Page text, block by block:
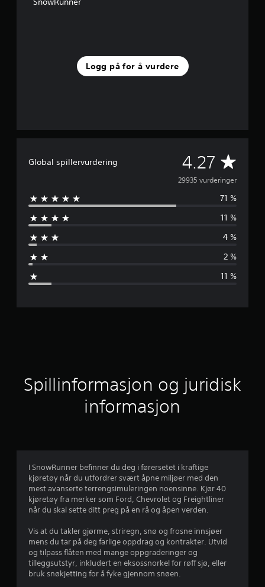
Logg på for å vurdere
Global spillervurdering 4.27 G
j
e
n
n
o
s
t
i
v
r
d
29935 vurderinger
71 %
11 %
4 %
2 %
11 %
Spillinformasjon og juridisk
informasjon
I SnowRunner befinner du deg i førersetet i kraftige
kjøretøy når du utfordrer svært åpne miljøer med den
mest avanserte terrengsimuleringen noensinne. Kjør 40
kjøretøy fra merker som Ford, Chevrolet og Freightliner
når du skal sette ditt preg på en rå og åpen verden.
Vis at du takler gjørme, striregn, snø og frosne innsjøer
mens du tar på deg farlige oppdrag og kontrakter. Utvid
og tilpass flåten med mange oppgraderinger og
tilleggsutstyr, inkludert en eksossnorkel for røff sjø, eller
bruk snøkjetting for å fyke gjennom snøen.